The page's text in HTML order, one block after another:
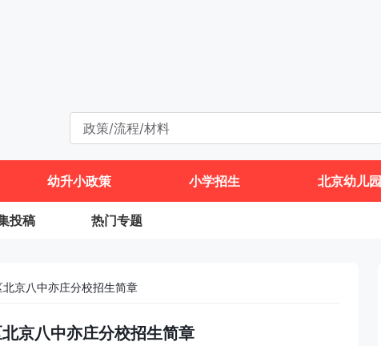
幼升小政策 小学招生 北京幼儿园
投稿 热门专题
京八中亦庄分校招生简章
京八中亦庄分校招生简章